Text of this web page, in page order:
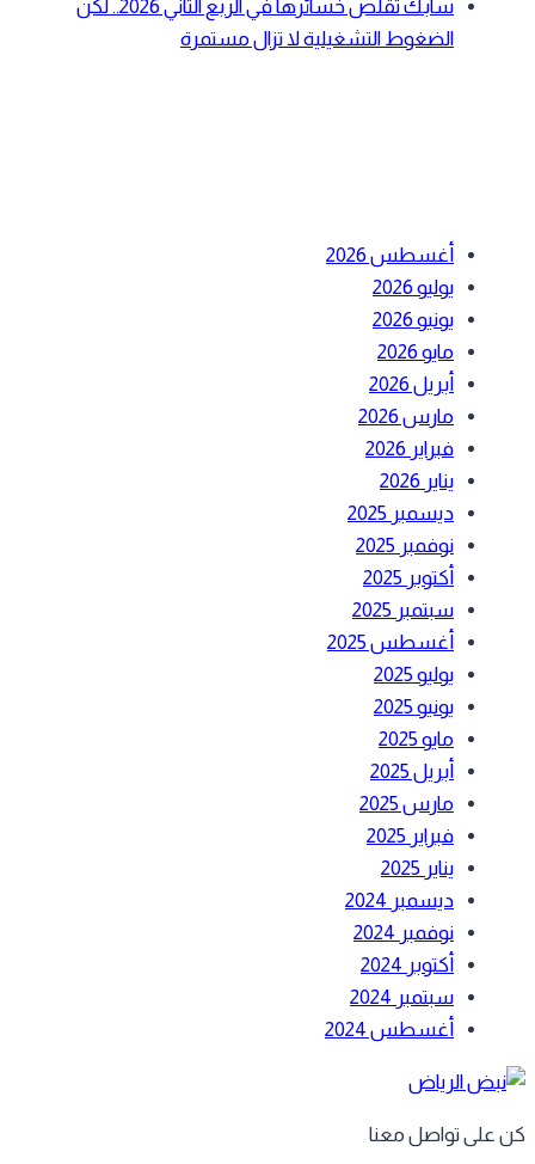
سابك تقلص خسائرها في الربع الثاني 2026.. لكن
الضغوط التشغيلية لا تزال مستمرة
أغسطس 2026
يوليو 2026
يونيو 2026
مايو 2026
أبريل 2026
مارس 2026
فبراير 2026
يناير 2026
ديسمبر 2025
نوفمبر 2025
أكتوبر 2025
سبتمبر 2025
أغسطس 2025
يوليو 2025
يونيو 2025
مايو 2025
أبريل 2025
مارس 2025
فبراير 2025
يناير 2025
ديسمبر 2024
نوفمبر 2024
أكتوبر 2024
سبتمبر 2024
أغسطس 2024
على تواصل معنا